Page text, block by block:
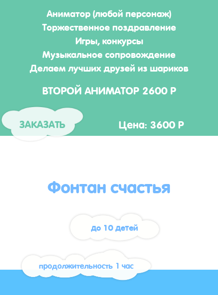
Аниматор (любой персонаж)
Торжественное поздравление
Игры, конкурсы
Музыкальное сопровождение
Делаем лучших друзей из шариков
ВТОРОЙ АНИМАТОР 2600 Р
ЗАКАЗАТЬ Цена: 3600 Р
Фонтан счастья
до 10 детей
продолжительность 1 час